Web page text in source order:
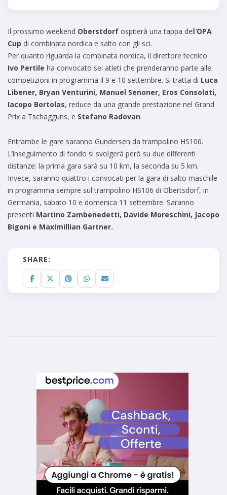
Il prossimo weekend Oberstdorf ospiterà una tappa dell’OPA
Cup di combinata nordica e salto con gli sci.
Per quanto riguarda la combinata nordica, il direttore tecnico
Ivo Pertile ha convocato sei atleti che prenderanno parte alle
competizioni in programma il 9 e 10 settembre. Si tratta di Luca
Libener, Bryan Venturini, Manuel Senoner, Eros Consolati,
Iacopo Bortolas, reduce da una grande prestazione nel Grand
Prix a Tschagguns, e Stefano Radovan.
Entrambe le gare saranno Gundersen da trampolino HS106.
L’inseguimento di fondo si svolgerà però su due differenti
distanze: la prima gara sarà su 10 km, la seconda su 5 km.
Invece, saranno quattro i convocati per la gara di salto maschile
in programma sempre sul trampolino HS106 di Obertsdorf, in
Germania, sabato 10 e domenica 11 settembre. Saranno
presenti Martino Zambenedetti, Davide Moreschini, Jacopo
Bigoni e Maximillian Gartner.
SHARE: